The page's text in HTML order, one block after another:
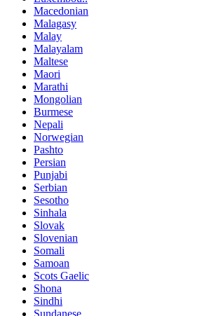
Macedonian
Malagasy
Malay
Malayalam
Maltese
Maori
Marathi
Mongolian
Burmese
Nepali
Norwegian
Pashto
Persian
Punjabi
Serbian
Sesotho
Sinhala
Slovak
Slovenian
Somali
Samoan
Scots Gaelic
Shona
Sindhi